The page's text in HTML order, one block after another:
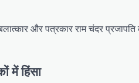
और पत्रकार राम चंदर
में हिंसा